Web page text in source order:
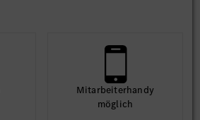
Mit­arbeiter­handy
möglich